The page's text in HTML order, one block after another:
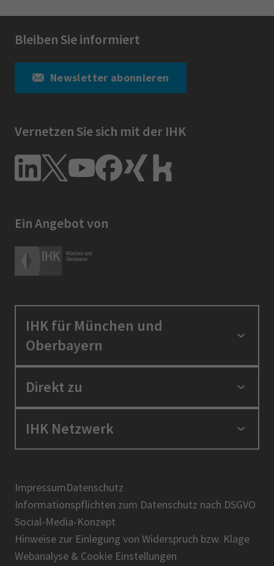
Bleiben Sie informiert
Newsletter abonnieren
Vernetzen Sie sich mit der IHK
Ein Angebot von
IHK für München und
Oberbayern
Standortpolitik
Berufszugang
Über uns
Direkt zu
Positionen
Presse
IHK-Magazin
IHK Netzwerk
BIHK
DIHK
AHK
IHK-Standortportal Bayern
ImpressumDatenschutz
Informationspflichten zum Datenschutz nach DSGVO
Social-Media-Konzept
Hinweise zur Einlegung von Widerspruch bzw. Klage
Webanalyse & Cookie Einstellungen